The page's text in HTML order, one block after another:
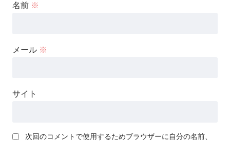
名前 ※
メール ※
サイト
次回のコメントで使用するためブラウザーに自分の名前、